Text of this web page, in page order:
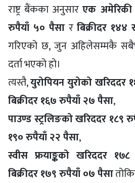
राष्ट्र बैंकका अनुसारएक अमेरिकी
रुपैयाँ ५० पैसा र बिक्रीदर
गरिएको छ, जुन अहिलेसम्मकै
दर्ता भएको हो।
त्यस्तै,युरोपियन युरोको खरिददर
बिक्रीदर १६७ रुपैयाँ २७ पैसा,
पाउण्ड स्ट्रलिङको खरिददर १८९
१९० रुपैयाँ २२ पैसा,
स्वीस फ्रयाङ्कको खरिददर
बिक्रीदर १७९ रुपैयाँ ०७ पैसा